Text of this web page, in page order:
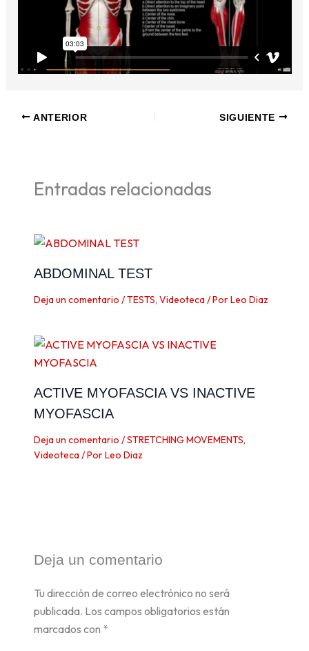
ANTERIOR SIGUIENTE
Entradas relacionadas
ABDOMINAL TEST
Deja un comentario /TESTS, Videoteca/ PorLeo Diaz
ACTIVE MYOFASCIA VS INACTIVE
MYOFASCIA
Deja un comentario /STRETCHING MOVEMENTS,
Videoteca/ PorLeo Diaz
Deja un comentario
Tu dirección de correo electrónico no será
publicada. Los campos obligatorios están
marcados con *